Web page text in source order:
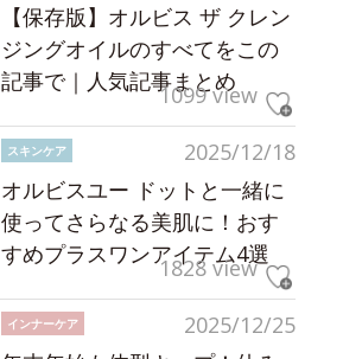
【保存版】オルビス ザ クレン
ジングオイルのすべてをこの
記事で｜人気記事まとめ
1099 view
2025/12/18
スキンケア
オルビスユー ドットと一緒に
使ってさらなる美肌に！おす
すめプラスワンアイテム4選
1828 view
2025/12/25
インナーケア